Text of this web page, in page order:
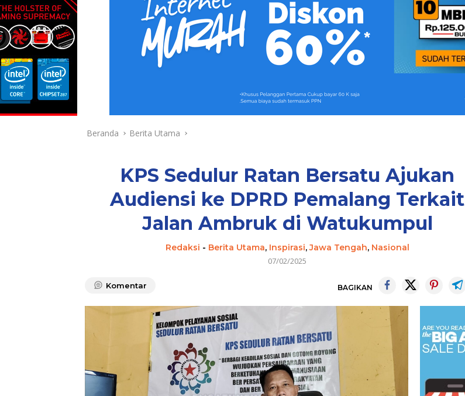
Beranda Berita Utama
KPS Sedulur Ratan Bersatu Ajukan
Audiensi ke DPRD Pemalang Terkait
Jalan Ambruk di Watukumpul
Redaksi - Berita Utama, Inspirasi,Jawa Tengah, Nasional
07/02/2025
Komentar BAGIKAN